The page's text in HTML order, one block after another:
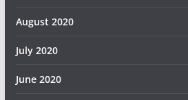
August 2020
July 2020
June 2020